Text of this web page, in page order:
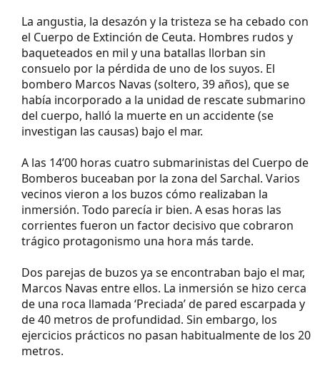
La angustia, la desazón y la tristeza se ha cebado con
el Cuerpo de Extinción de Ceuta. Hombres rudos y
baqueteados en mil y una batallas llorban sin
consuelo por la pérdida de uno de los suyos. El
bombero Marcos Navas (soltero, 39 años), que se
había incorporado a la unidad de rescate submarino
del cuerpo, halló la muerte en un accidente (se
investigan las causas) bajo el mar.
A las 14’00 horas cuatro submarinistas del Cuerpo de
Bomberos buceaban por la zona del Sarchal. Varios
vecinos vieron a los buzos cómo realizaban la
inmersión. Todo parecía ir bien. A esas horas las
corrientes fueron un factor decisivo que cobraron
trágico protagonismo una hora más tarde.
Dos parejas de buzos ya se encontraban bajo el mar,
Marcos Navas entre ellos. La inmersión se hizo cerca
de una roca llamada ‘Preciada’ de pared escarpada y
de 40 metros de profundidad. Sin embargo, los
ejercicios prácticos no pasan habitualmente de los 20
metros.